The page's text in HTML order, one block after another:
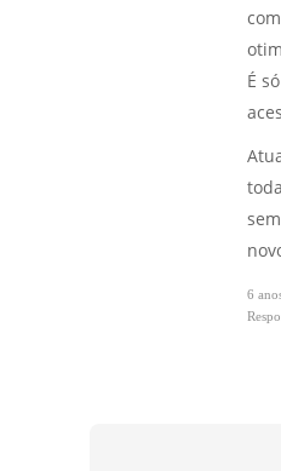
É só
6